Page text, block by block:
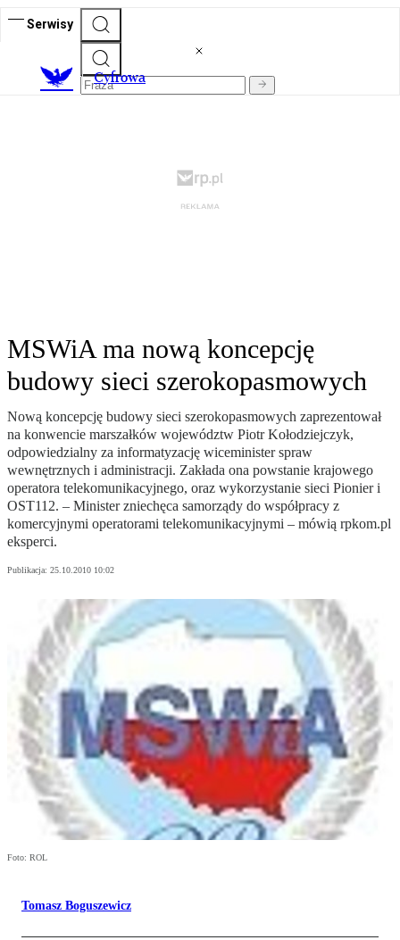
Serwisy
Cyfrowa
MSWiA ma nową koncepcję
budowy sieci szerokopasmowych
Nową koncepcję budowy sieci szerokopasmowych zaprezentował
na konwencie marszałków województw Piotr Kołodziejczyk,
odpowiedzialny za informatyzację wiceminister spraw
wewnętrznych i administracji. Zakłada ona powstanie krajowego
operatora telekomunikacyjnego, oraz wykorzystanie sieci Pionier i
OST112. – Minister zniechęca samorządy do współpracy z
komercyjnymi operatorami telekomunikacyjnymi – mówią rpkom.pl
eksperci.
Publikacja: 25.10.2010 10:02
Foto: ROL
Tomasz Boguszewicz